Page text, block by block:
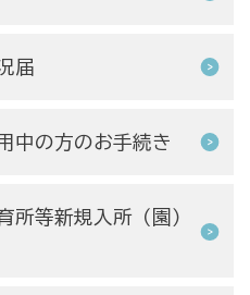
届
中の方のお手続き
所等新規入所（園）